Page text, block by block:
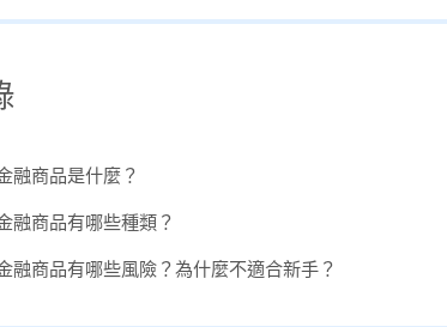
融商品是什麼？
融商品有哪些種類？
融商品有哪些風險？為什麼不適合新手？